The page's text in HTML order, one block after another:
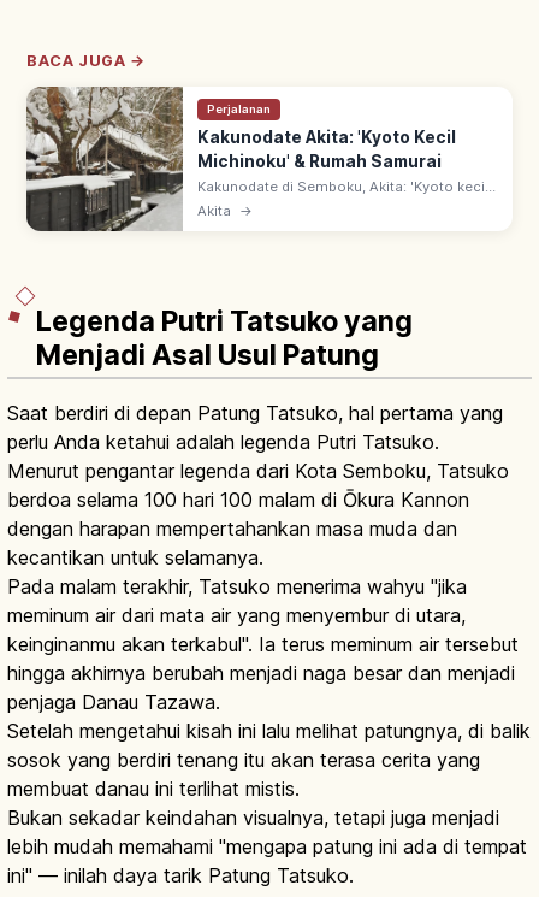
BACA JUGA →
Perjalanan
Kakunodate Akita: 'Kyoto Kecil
Michinoku' & Rumah Samurai
Kakunodate di Semboku, Akita: 'Kyoto kecil
Michinoku' dengan rumah samurai di
Akita →
Legenda Putri Tatsuko yang
Menjadi Asal Usul Patung
Saat berdiri di depan Patung Tatsuko, hal pertama yang
perlu Anda ketahui adalah legenda Putri Tatsuko.
Menurut pengantar legenda dari Kota Semboku, Tatsuko
berdoa selama 100 hari 100 malam di Ōkura Kannon
dengan harapan mempertahankan masa muda dan
kecantikan untuk selamanya.
Pada malam terakhir, Tatsuko menerima wahyu "jika
meminum air dari mata air yang menyembur di utara,
keinginanmu akan terkabul". Ia terus meminum air tersebut
hingga akhirnya berubah menjadi naga besar dan menjadi
penjaga Danau Tazawa.
Setelah mengetahui kisah ini lalu melihat patungnya, di balik
sosok yang berdiri tenang itu akan terasa cerita yang
membuat danau ini terlihat mistis.
Bukan sekadar keindahan visualnya, tetapi juga menjadi
lebih mudah memahami "mengapa patung ini ada di tempat
ini" — inilah daya tarik Patung Tatsuko.